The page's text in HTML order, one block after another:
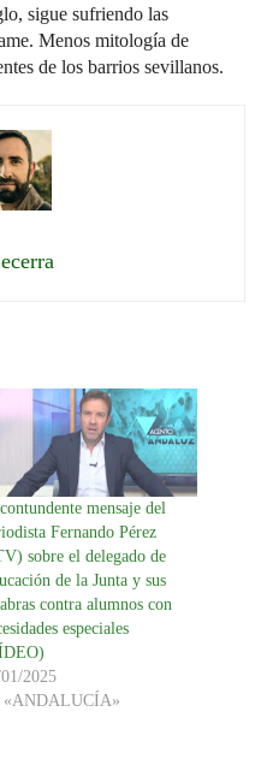
sigue sufriendo las
Menos mitología de
de los barrios sevillanos.
mensaje del
Fernando Pérez
sobre el delegado de
de la Junta y sus
contra alumnos con
especiales
2025
«ANDALUCÍA»